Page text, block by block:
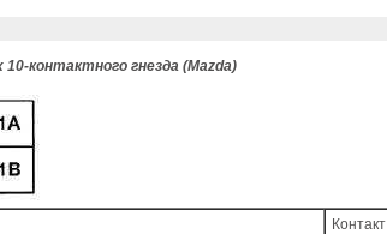
контактного гнезда (Mazda)
Контакт